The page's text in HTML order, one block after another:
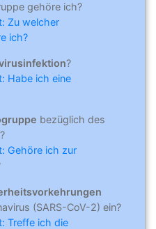
gehöre ich?
Zu welcher
ich?
?
Habe ich eine
bezüglich des
Gehöre ich zur
(SARS-CoV-2) ein?
Treffe ich die